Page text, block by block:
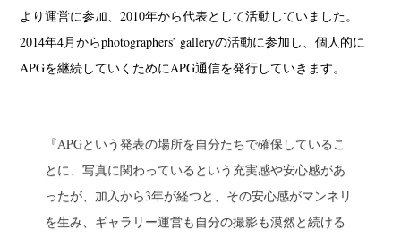
より運営に参加、2010年から代表として活動していました。
2014年4月からphotographers’ galleryの活動に参加し、個人的に
APGを継続していくためにAPG通信を発行していきます。
『APGという発表の場所を自分たちで確保しているこ
とに、写真に関わっているという充実感や安心感があ
ったが、加入から3年が経つと、その安心感がマンネリ
を生み、ギャラリー運営も自分の撮影も漠然と続ける